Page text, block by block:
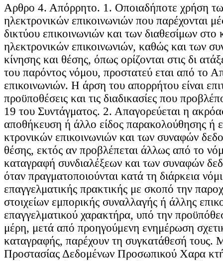
Aρθρο 4. Απόρρητο. 1. Οποιαδήποτε χρήση
ηλεκτρονικών επικοινωνιών που παρέχονται
δικτύου επικοινωνιών και των διαθεσίμων στο
ηλεκτρονικών επικοινωνιών, καθώς και των
κίνησης και θέσης, όπως ορίζονται στις δι
του παρόντος νόμου, προστατεύ εται από το
επικοινωνιών. Η άρση του απορρήτου είναι
προϋποθέσεις και τις διαδικασίες που
19 του Συντάγματος. 2. Απαγορεύεται η
αποθήκευση ή άλλο είδος παρακολούθησης ή
κτρονικών επικοινωνιών και των συναφών
θέσης, εκτός αν προβλέπεται άλλως από το
καταγραφή συνδιαλέξεων και των συναφών
όταν πραγματοποιούνται κατά τη διάρκεια
επαγγελματικής πρακτικής με σκοπό την
στοιχείων εμπορικής συναλλαγής ή άλλης
επαγγελματικού χαρακτήρα, υπό την
μέρη, μετά από προηγούμενη ενημέρωση
καταγραφής, παρέχουν τη συγκατάθεσή τους.
Προστασίας Δεδομένων Προσωπικού Χαρα